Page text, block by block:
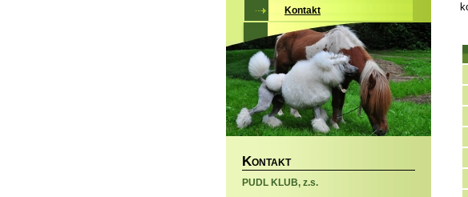
Kontakt
KONTAKT
PUDL KLUB, z.s.